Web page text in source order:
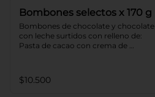
Bombones selectos x 170 g
Bombones de chocolate y chocolate
con leche surtidos con relleno de:
Pasta de cacao con crema de
chocolate blanco sabor a frambuesa,
pasta de cacao con licor sabor a
$10.500